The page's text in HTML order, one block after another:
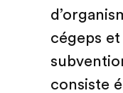
cégeps
consiste